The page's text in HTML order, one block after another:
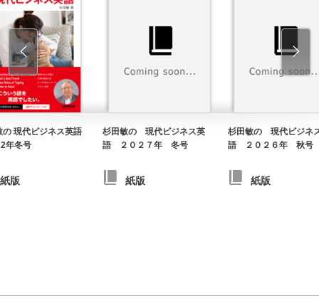
の 現代ビジネス英語
冬号
紙版
杉田敏の 現代ビジネス英
語 ２０２７年 冬号
紙版
杉田敏の 現代ビジネ
語 ２０２６年 秋号
紙版